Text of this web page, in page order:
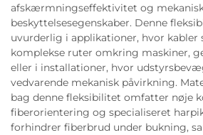
afskærmningseffektivitet og
beskyttelsesegenskaber. Denne
uvurderlig i applikationer, hvor kabler
komplekse ruter omkring maskiner,
eller i installationer, hvor
vedvarende mekanisk påvirkning.
bag denne fleksibilitet omfatter nøje
fiberorientering og specialiseret
forhindrer fiberbrud under bukning,